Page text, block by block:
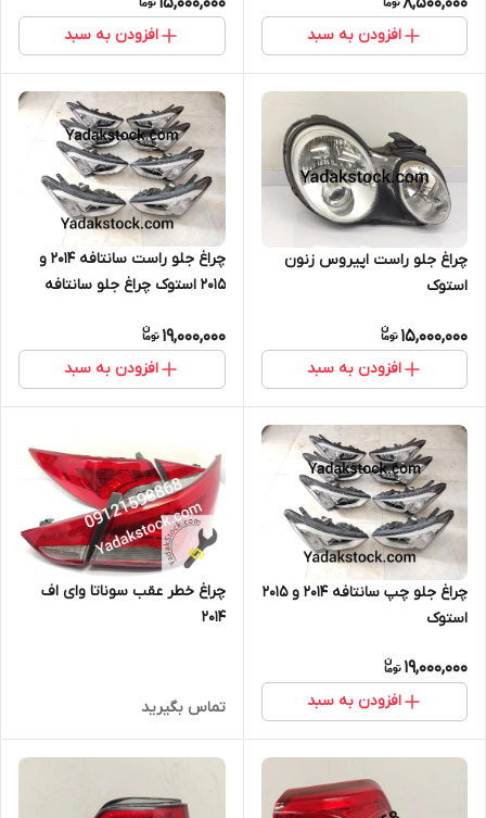
افزودن به سبد افزودن به سبد
چراغ جلو راست اپیروس زنون
استوک
15,000,000
افزودن به سبد
چراغ جلو راست سانتافه 2014 و
2015 استوک چراغ جلو سانتافه
19,000,000
افزودن به سبد
چراغ جلو چپ سانتافه 2014 و 2015
استوک
19,000,000
افزودن به سبد
چراغ خطر عقب سوناتا وای اف
2014
تماس بگیرید